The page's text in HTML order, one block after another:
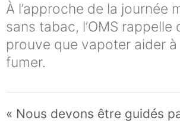
À l’approche de la journée
sans tabac, l’OMS rappelle
prouve que vapoter aider
fumer.
« Nous devons être guidés